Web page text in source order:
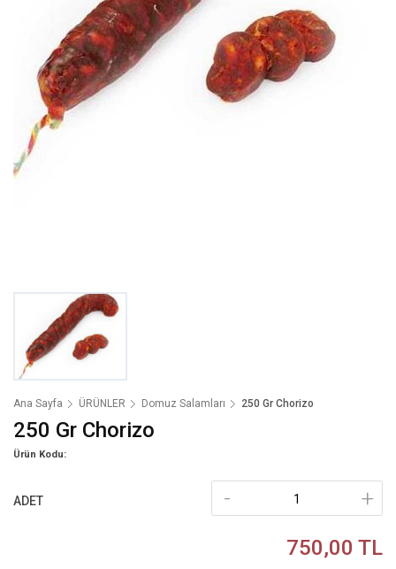
Ana Sayfa ÜRÜNLER Domuz Salamları 250 Gr Chorizo
250 Gr Chorizo
Ürün Kodu:
ADET +
-
750,00 TL